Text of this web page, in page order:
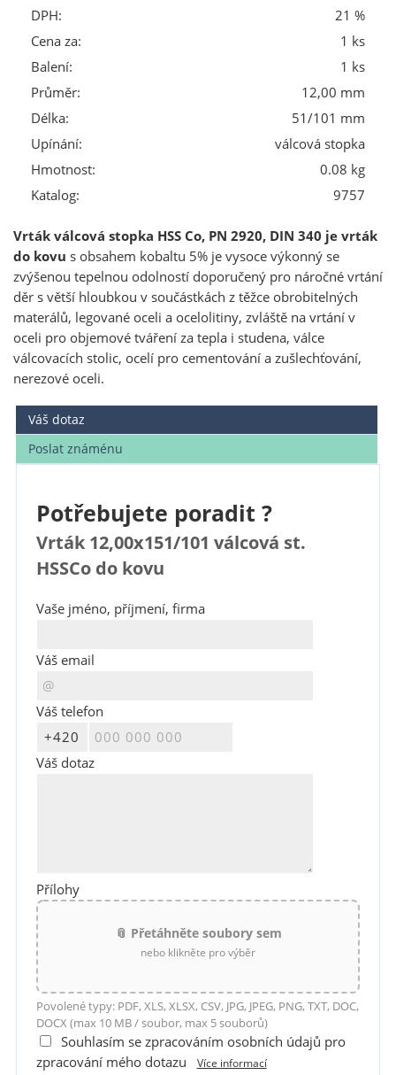
DPH:
21 %
Cena za:
1 ks
Balení:
1 ks
Průměr:
12,00 mm
Délka:
51/101 mm
Upínání:
válcová stopka
Hmotnost:
0.08 kg
Katalog:
9757
Vrták válcová stopka HSS Co, PN 2920, DIN 340 je vrták
do kovu s obsahem kobaltu 5% je vysoce výkonný se
zvýšenou tepelnou odolností doporučený pro náročné vrtání
děr s větší hloubkou v součástkách z těžce obrobitelných
materálů, legované oceli a ocelolitiny, zvláště na vrtání v
oceli pro objemové tváření za tepla i studena, válce
válcovacích stolic, ocelí pro cementování a zušlechťování,
nerezové oceli.
Váš dotaz
Poslat známénu
Potřebujete poradit ?
Vrták 12,00x151/101 válcová st.
HSSCo do kovu
Vaše jméno, příjmení, firma
Váš email
Váš telefon
Váš dotaz
Přílohy
📎 Přetáhněte soubory sem
nebo klikněte pro výběr
Povolené typy: PDF, XLS, XLSX, CSV, JPG, JPEG, PNG, TXT, DOC,
DOCX (max 10 MB / soubor, max 5 souborů)
Souhlasím se zpracováním osobních údajů pro
zpracování mého dotazu
Více informací